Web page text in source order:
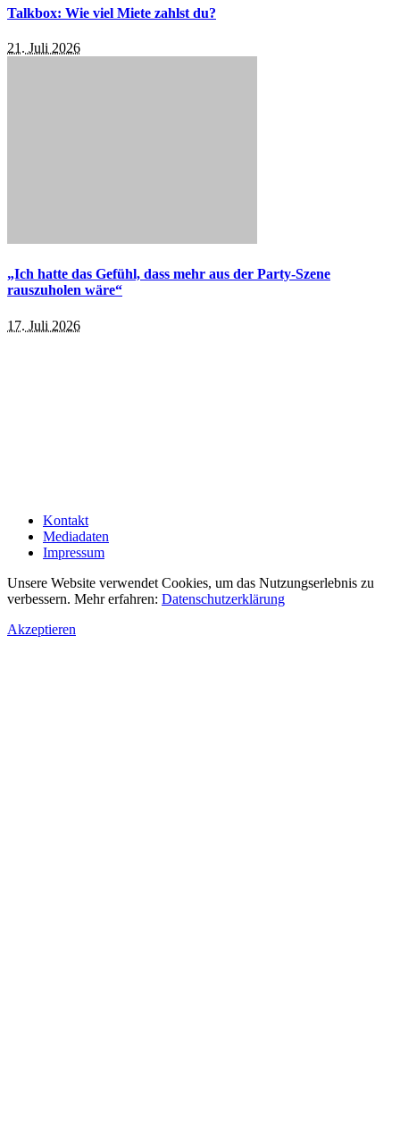
Talkbox: Wie viel Miete zahlst du?
21. Juli 2026
„Ich hatte das Gefühl, dass mehr aus der Party-Szene
rauszuholen wäre“
17. Juli 2026
Kontakt
Mediadaten
Impressum
Unsere Website verwendet Cookies, um das Nutzungserlebnis zu
verbessern. Mehr erfahren: Datenschutzerklärung
Akzeptieren